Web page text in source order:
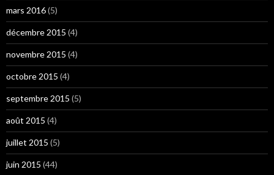
mars 2016(5)
décembre 2015 (4)
novembre 2015 (4)
octobre 2015 (4)
septembre 2015 (5)
août 2015 (4)
juillet 2015 (5)
juin 2015 (44)